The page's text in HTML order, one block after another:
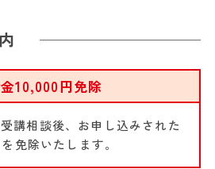
10,000円免除
講相談後、お申し込みされた
免除いたします。